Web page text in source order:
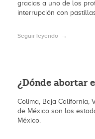
gracias a uno de los
interrupción con
Seguir leyendo
¿Dónde abortar
Colima, Baja California,
de México son los
México.